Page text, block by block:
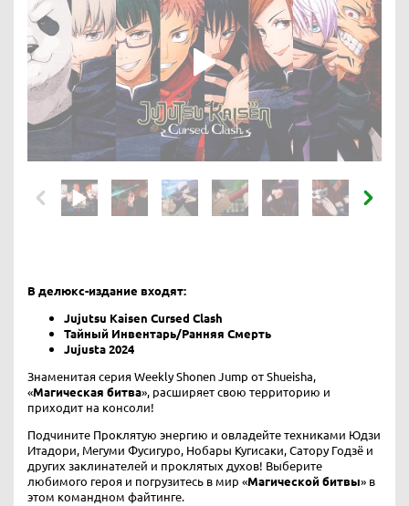
В делюкс-издание входят:
Jujutsu Kaisen Cursed Clash
Тайный Инвентарь/Ранняя Смерть
Jujusta 2024
Знаменитая серия Weekly Shonen Jump от Shueisha,
«Магическая битва», расширяет свою территорию и
приходит на консоли!
Подчините Проклятую энергию и овладейте техниками Юдзи
Итадори, Мегуми Фусигуро, Нобары Кугисаки, Сатору Годзё и
других заклинателей и проклятых духов! Выберите
любимого героя и погрузитесь в мир «Магической битвы» в
этом командном файтинге.